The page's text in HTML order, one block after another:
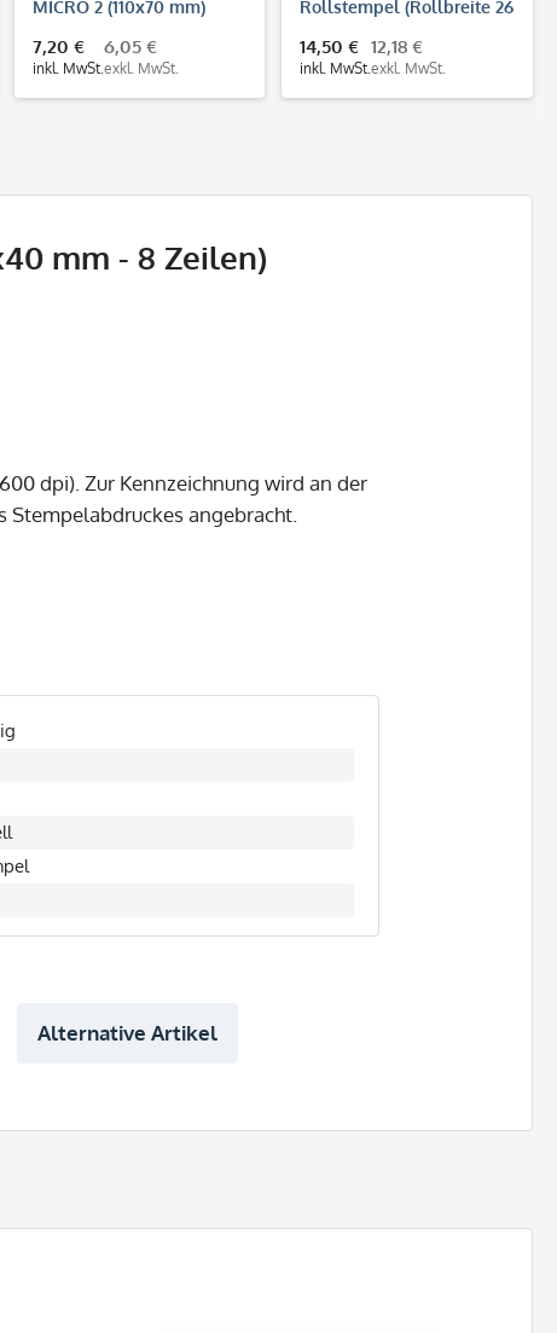
MICRO 2 (110x70 mm)
7,20 €
inkl. MwSt.
6,05 €
exkl. MwSt.
Rollstempel (Rollbreite 26
14,50 €
inkl. MwSt.
12,18 €
exkl. MwSt.
mm - 8 Zeilen)
dpi). Zur Kennzeichnung wird an der
angebracht.
Alternative Artikel